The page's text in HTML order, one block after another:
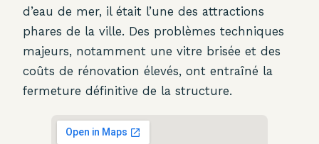
d’eau de mer, il était l’une des attractions
phares de la ville. Des problèmes techniques
majeurs, notamment une vitre brisée et des
coûts de rénovation élevés, ont entraîné la
fermeture définitive de la structure.